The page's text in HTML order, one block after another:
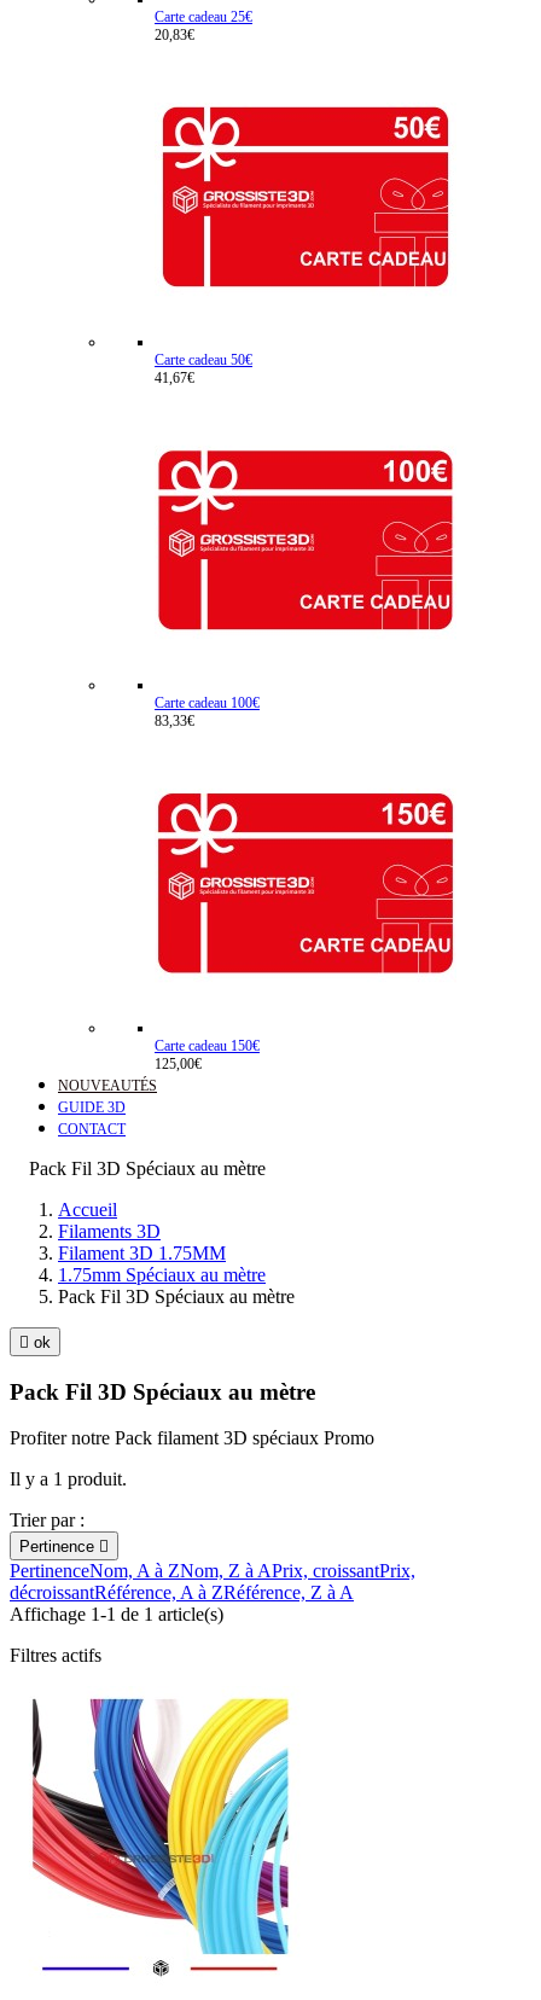
Carte cadeau 25€
20,83€
Carte cadeau 50€
41,67€
Carte cadeau 100€
83,33€
Carte cadeau 150€
125,00€
NOUVEAUTÉS
GUIDE 3D
CONTACT
Pack Fil 3D Spéciaux au mètre
Accueil
Filaments 3D
Filament 3D 1.75MM
1.75mm Spéciaux au mètre
Pack Fil 3D Spéciaux au mètre
 ok
Pack Fil 3D Spéciaux au mètre
Profiter notre Pack filament 3D spéciaux Promo
Il y a 1 produit.
Trier par :
Pertinence 
PertinenceNom, A à ZNom, Z à APrix, croissantPrix,
décroissantRéférence, A à ZRéférence, Z à A
Affichage 1-1 de 1 article(s)
Filtres actifs